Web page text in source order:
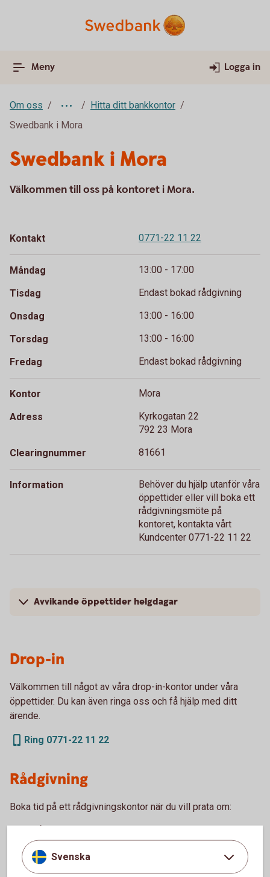
Meny Logga in
Om oss
Hitta ditt bankkontor
Swedbank i Mora
Swedbank i Mora
Välkommen till oss på kontoret i Mora.
Kontakt 0771-22 11 22
Måndag 13:00 - 17:00
Tisdag Endast bokad rådgivning
Onsdag 13:00 - 16:00
Torsdag 13:00 - 16:00
Fredag Endast bokad rådgivning
Kontor Mora
Adress
Kyrkogatan 22
792 23 Mora
Clearingnummer 81661
Information
Behöver du hjälp utanför våra
öppettider eller vill boka ett
rådgivningsmöte på
kontoret, kontakta vårt
Kundcenter 0771-22 11 22
Avvikande öppettider helgdagar
Drop-in
Välkommen till något av våra drop-in-kontor under våra
öppettider. Du kan även ringa oss och få hjälp med ditt
ärende.
Ring 0771-22 11 22
Rådgivning
Boka tid på ett rådgivningskontor när du vill prata om:
Ditt och din familjs sparande och placeringar
Pension och personförsäkringar
Betalnings-, finansierings- och tjänstepensionslösningar
Svenska